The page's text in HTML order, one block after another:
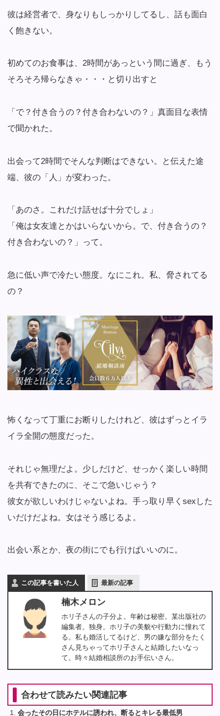
彼は経営者で、身なりもしっかりしてるし、話も面白
く飽きない。
初めてのお食事は、2時間があっという間に過ぎ、もう
そろそろ帰らなきゃ・・・と切り出すと
「で？付き合うの？付き合わないの？」真面目な表情
で聞かれた。
出会って2時間でそんな判断はできない。と伝えた途
端、彼の「人」が変わった。
「あのさ。これだけ話せば十分でしょ」
「俺は女友達とかはいらないから。で、付き合うの？
付き合わないの？」って。
急に低い声で冷たい態度。なにこれ。私、脅されてる
の？
怖くなって丁重にお断りしたけれど、彼はずっとイラ
イラ全開の態度だった。
それじゃ無理だよ。少しだけど、せっかく楽しい時間
を共有できたのに、そこで急いじゃう？
彼女が欲しいわけじゃないよね。手っ取り早くsexした
いだけだよね。女はそう感じるよ。
出会い系とか、夜の街にでも行けばいいのに。
この記事を書いた人 最新の記事
楠木メロン
ホリ子さんの子分よ。年齢は秘密。某出版社の
編集者。独身。ホリ子の美貌や行動力に憧れて
る。私も婚活してるけど、男の嫌な部分をたく
さん見ちゃってホリ子さんと結婚したいなっ
て。時々結婚相談所のお手伝いさん。
合わせて読みたい関連記事
会ったその日にホテルに誘われ、断るとキレる最低男